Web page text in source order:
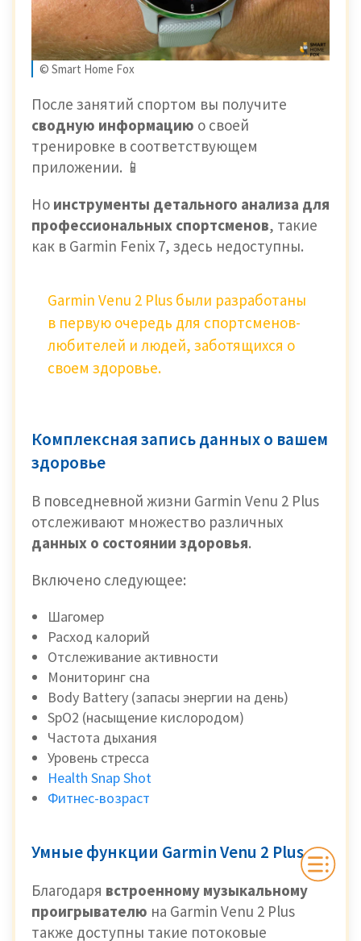
© Smart Home Fox
После занятий спортом вы получите
сводную информацию о своей
тренировке в соответствующем
приложении. 📱
Но инструменты детального анализа для
профессиональных спортсменов, такие
как в Garmin Fenix ​​7, здесь недоступны.
Garmin Venu 2 Plus были разработаны
в первую очередь для спортсменов-
любителей и людей, заботящихся о
своем здоровье.
Комплексная запись данных о вашем
здоровье
В повседневной жизни Garmin Venu 2 Plus
отслеживают множество различных
данных о состоянии здоровья.
Включено следующее:
Шагомер
Расход калорий
Отслеживание активности
Мониторинг сна
Body Battery (запасы энергии на день)
SpO2 (насыщение кислородом)
Частота дыхания
Уровень стресса
Health Snap Shot
Фитнес-возраст
Умные функции Garmin Venu 2 Plus
Благодаря встроенному музыкальному
проигрывателю на Garmin Venu 2 Plus
также доступны такие потоковые